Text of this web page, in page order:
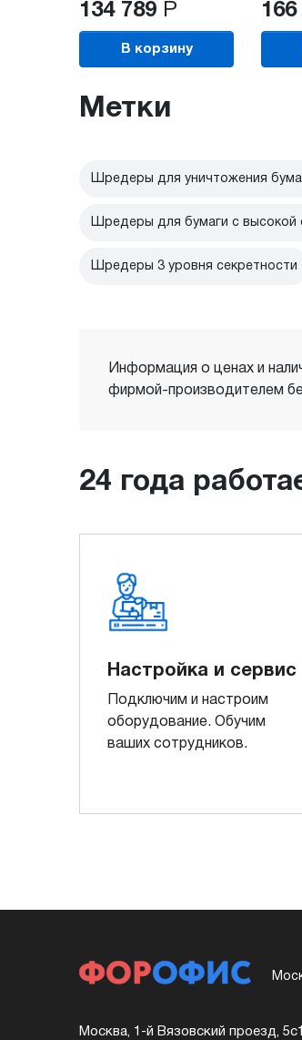
134 789 Р
В корзину
166
Метки
Шредеры для уничтожения
Шредеры для бумаги с высокой
Шредеры 3 уровня секретности
Информация о ценах и
фирмой-производителем
24 года
Настройка и сервис
Подключим и настроим
оборудование. Обучим
ваших сотрудников.
Москва, 1-й Вязовский проезд, 5с1